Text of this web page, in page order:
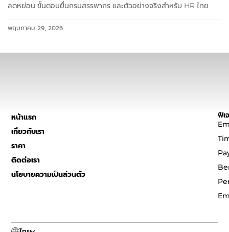
ลดหย่อน ขั้นตอนยื่นกรมสรรพากร และตัวอย่างจริงสำหรับ HR ไทย
พฤษภาคม 29, 2026
หน้าแรก
เกี่ยวกับเรา
ราคา
ติดต่อเรา
นโยบายความเป็นส่วนตัว
ฟีเ